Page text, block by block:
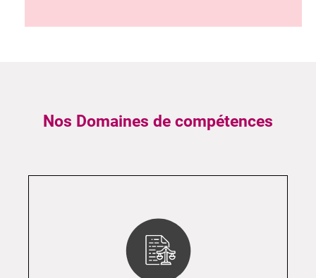
Nos Domaines de compétences